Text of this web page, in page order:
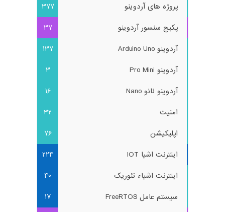
پروژه های آردوینو
377
پکیج سنسور آردوینو
37
آردوینو Arduino Uno
137
آردوینو Pro Mini
3
آردوینو نانو Nano
16
امنیت
32
اپلیکیشن
76
اینترنت اشیا IOT
224
اینترنت اشیاء تئوریک
40
سیستم عامل FreeRTOS
17